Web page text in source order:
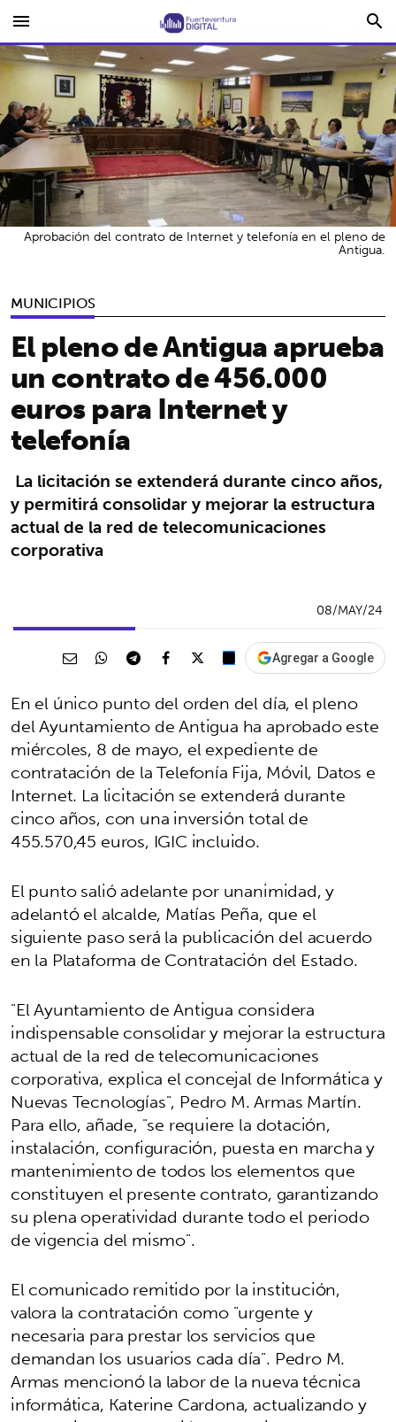
menu search
MUNICIPIOS
El pleno de Antigua aprueba
un contrato de 456.000
euros para Internet y
telefonía
La licitación se extenderá durante cinco años,
y permitirá consolidar y mejorar la estructura
actual de la red de telecomunicaciones
corporativa
Aprobación del contrato de Internet y telefonía en el pleno de
Antigua.
08/MAY/24
Agregar a Google
En el único punto del orden del día, el pleno
del Ayuntamiento de Antigua ha aprobado este
miércoles, 8 de mayo, el expediente de
contratación de la Telefonía Fija, Móvil, Datos e
Internet. La licitación se extenderá durante
cinco años, con una inversión total de
455.570,45 euros, IGIC incluido.
El punto salió adelante por unanimidad, y
adelantó el alcalde, Matías Peña, que el
siguiente paso será la publicación del acuerdo
en la Plataforma de Contratación del Estado.
"El Ayuntamiento de Antigua considera
indispensable consolidar y mejorar la estructura
actual de la red de telecomunicaciones
corporativa, explica el concejal de Informática y
Nuevas Tecnologías", Pedro M. Armas Martín.
Para ello, añade, "se requiere la dotación,
instalación, configuración, puesta en marcha y
mantenimiento de todos los elementos que
constituyen el presente contrato, garantizando
su plena operatividad durante todo el periodo
de vigencia del mismo".
El comunicado remitido por la institución,
valora la contratación como "urgente y
necesaria para prestar los servicios que
demandan los usuarios cada día". Pedro M.
Armas mencionó la labor de la nueva técnica
informática, Katerine Cardona, actualizando y